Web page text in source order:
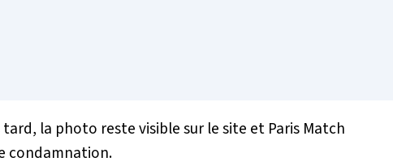
la photo reste visible sur le site et Paris Match
condamnation.